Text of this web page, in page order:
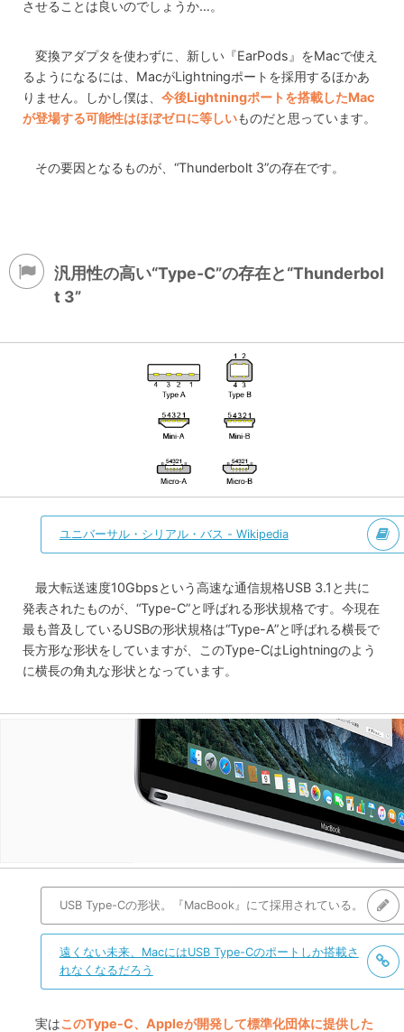
させることは良いのでしょうか…。
変換アダプタを使わずに、新しい『EarPods』をMacで使え
るようになるには、MacがLightningポートを採用するほかあ
りません。しかし僕は、 今後Lightningポートを搭載したMac
が登場する可能性はほぼゼロに等しいものだと思っています。
その要因となるものが、“Thunderbolt 3”の存在です。
汎用性の高い“Type-C”の存在と“Thunderbol
t 3”
ユニバーサル・シリアル・バス - Wikipedia
最大転送速度10Gbpsという高速な通信規格USB 3.1と共に
発表されたものが、“Type-C”と呼ばれる形状規格です。今現在
最も普及しているUSBの形状規格は“Type-A”と呼ばれる横長で
長方形な形状をしていますが、このType-CはLightningのよう
に横長の角丸な形状となっています。
USB Type-Cの形状。『MacBook』にて採用されている。
遠くない未来、MacにはUSB Type-Cのポートしか搭載さ
れなくなるだろう
実はこのType-C、Appleが開発して標準化団体に提供した